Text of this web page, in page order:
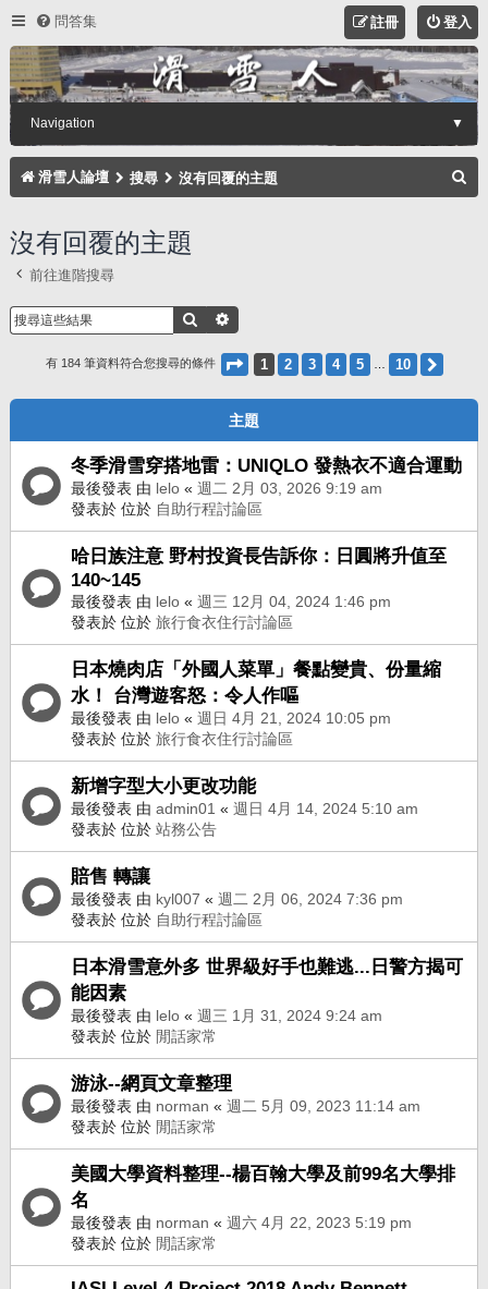
問答集 登入
註冊
Navigation ▼
滑雪人論壇 搜尋 沒有回覆的主題
沒有回覆的主題
前往進階搜尋
搜尋
有 184 筆資料符合您搜尋的條件 第1 頁 (共 頁)
1 2 3 4 5 10
主題
冬季滑雪穿搭地雷：UNIQLO 發熱衣不適合運動
最後發表 由 lelo « 週二 2月 03, 2026 9:19 am
發表於 位於 自助行程討論區
哈日族注意 野村投資長告訴你：日圓將升值至
140~145
最後發表 由 lelo « 週三 12月 04, 2024 1:46 pm
發表於 位於 旅行食衣住行討論區
日本燒肉店「外國人菜單」餐點變貴、份量縮
水！ 台灣遊客怒：令人作嘔
最後發表 由 lelo « 週日 4月 21, 2024 10:05 pm
發表於 位於 旅行食衣住行討論區
新增字型大小更改功能
最後發表 由 admin01 « 週日 4月 14, 2024 5:10 am
發表於 位於 站務公告
賠售 轉讓
最後發表 由 kyl007 « 週二 2月 06, 2024 7:36 pm
發表於 位於 自助行程討論區
日本滑雪意外多 世界級好手也難逃...日警方揭可
能因素
最後發表 由 lelo « 週三 1月 31, 2024 9:24 am
發表於 位於 閒話家常
游泳--網頁文章整理
最後發表 由 norman « 週二 5月 09, 2023 11:14 am
發表於 位於 閒話家常
美國大學資料整理--楊百翰大學及前99名大學排
名
最後發表 由 norman « 週六 4月 22, 2023 5:19 pm
發表於 位於 閒話家常